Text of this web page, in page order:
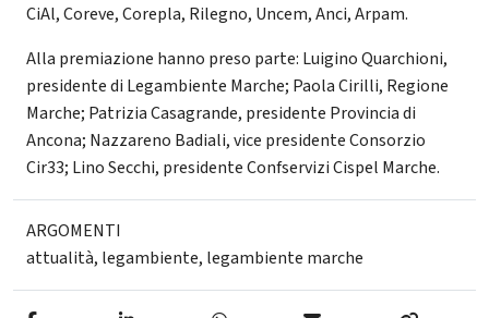
CiAl, Coreve, Corepla, Rilegno, Uncem, Anci, Arpam.
Alla premiazione hanno preso parte: Luigino Quarchioni,
presidente di Legambiente Marche; Paola Cirilli, Regione
Marche; Patrizia Casagrande, presidente Provincia di
Ancona; Nazzareno Badiali, vice presidente Consorzio
Cir33; Lino Secchi, presidente Confservizi Cispel Marche.
ARGOMENTI
attualità, legambiente, legambiente marche